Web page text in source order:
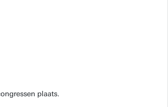
plaats.